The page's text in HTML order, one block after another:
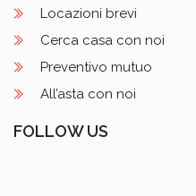
Locazioni brevi
Cerca casa con noi
Preventivo mutuo
All’asta con noi
FOLLOW US